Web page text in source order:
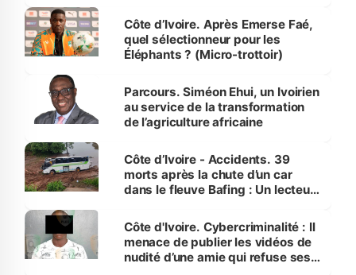
Côte d’Ivoire. Après Emerse Faé,
quel sélectionneur pour les
Éléphants ? (Micro-trottoir)
Parcours. Siméon Ehui, un Ivoirien
au service de la transformation
de l’agriculture africaine
Côte d’Ivoire - Accidents. 39
morts après la chute d’un car
dans le fleuve Bafing : Un lecteur
des Transports
Côte d'Ivoire. Cybercriminalité : Il
menace de publier les vidéos de
nudité d’une amie qui refuse ses